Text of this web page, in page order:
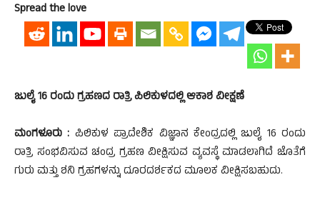
Spread the love
ಜುಲೈ 16 ರಂದು ಗ್ರಹಣದ ರಾತ್ರಿ ಪಿಲಿಕುಳದಲ್ಲಿ ಆಕಾಶ ವೀಕ್ಷಣೆ
ಮಂಗಳೂರು : ಪಿಲಿಕುಳ ಪ್ರಾದೇಶಿಕ ವಿಜ್ಞಾನ ಕೇಂದ್ರದಲ್ಲಿ ಜುಲೈ 16 ರಂದು
ರಾತ್ರಿ ಸಂಭವಿಸುವ ಚಂದ್ರ ಗ್ರಹಣ ವೀಕ್ಷಿಸುವ ವ್ಯವಸ್ಥೆ ಮಾಡಲಾಗಿದೆ ಜೊತೆಗೆ
ಗುರು ಮತ್ತು ಶನಿ ಗ್ರಹಗಳನ್ನು ದೂರದರ್ಶಕದ ಮೂಲಕ ವೀಕ್ಷಿಸಬಹುದು.